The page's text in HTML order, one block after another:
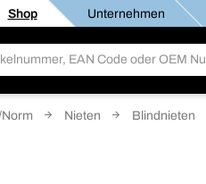
Shop Unternehmen
Nieten Blindnieten